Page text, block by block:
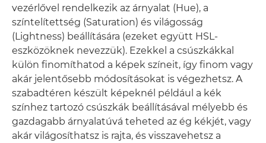
vezérlővel rendelkezik az árnyalat (Hue), a
színtelítettség (Saturation) és világosság
(Lightness) beállítására (ezeket együtt HSL-
eszközöknek nevezzük). Ezekkel a csúszkákkal
külön finomíthatod a képek színeit, így finom vagy
akár jelentősebb módosításokat is végezhetsz. A
szabadtéren készült képeknél például a kék
színhez tartozó csúszkák beállításával mélyebb és
gazdagabb árnyalatúvá teheted az ég kékjét, vagy
akár világosíthatsz is rajta, és visszavehetsz a